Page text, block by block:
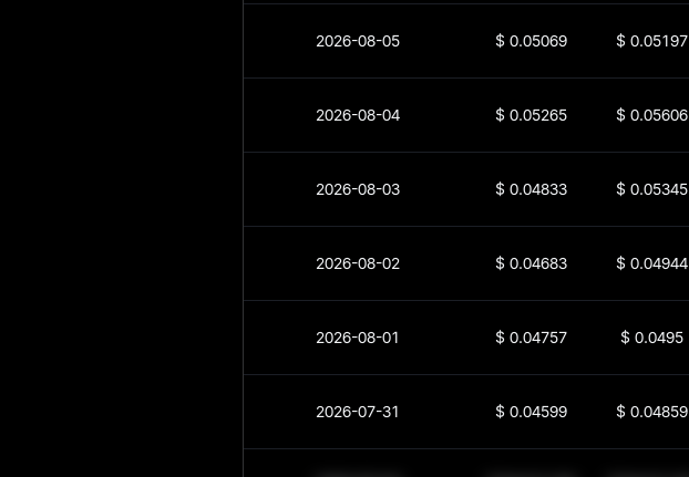
2026-08-05 $ 0.05069 $ 0.05197
2026-08-04 $ 0.05265 $ 0.05606
2026-08-03 $ 0.04833 $ 0.05345
2026-08-02 $ 0.04683 $ 0.04944
2026-08-01 $ 0.04757 $ 0.0495
2026-07-31 $ 0.04599 $ 0.04859